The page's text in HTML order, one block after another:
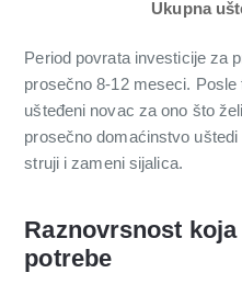
Ukupna
Period povrata investicije za
prosečno 8-12 meseci.
ušteđeni novac za ono što
prosečno domaćinstvo
struji i zameni sijalica.
Raznovrsnost
potrebe